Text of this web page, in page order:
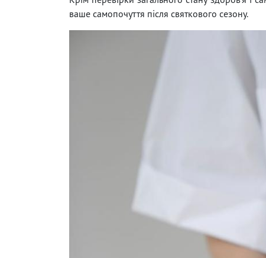
ваше самопочуття після святкового сезону.